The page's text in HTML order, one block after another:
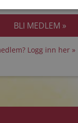
Logg inn her »